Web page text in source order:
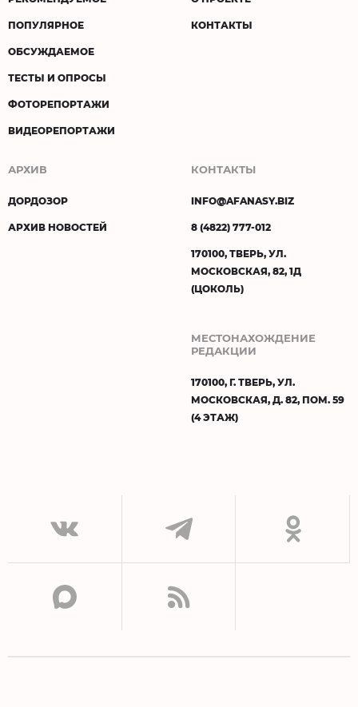
ПОПУЛЯРНОЕ
ОБСУЖДАЕМОЕ
ТЕСТЫ И ОПРОСЫ
ФОТОРЕПОРТАЖИ
ВИДЕОРЕПОРТАЖИ
КОНТАКТЫ
АРХИВ
ДОРДОЗОР
АРХИВ НОВОСТЕЙ
КОНТАКТЫ
INFO@AFANASY.BIZ
8 (4822) 777-012
170100, ТВЕРЬ, УЛ.
МОСКОВСКАЯ, 82, 1Д
(ЦОКОЛЬ)
МЕСТОНАХОЖДЕНИЕ
РЕДАКЦИИ
170100, Г. ТВЕРЬ, УЛ.
МОСКОВСКАЯ, Д. 82, ПОМ. 59
(4 ЭТАЖ)